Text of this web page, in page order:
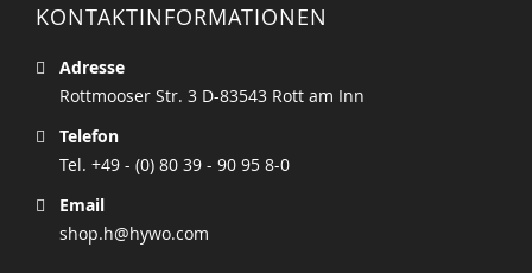
KONTAKTINFORMATIONEN
Adresse
Rottmooser Str. 3 D-83543 Rott am Inn
Telefon
Tel. +49 - (0) 80 39 - 90 95 8-0
Email
shop.h@hywo.com